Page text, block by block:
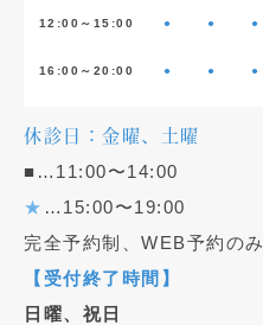
12:00～15:00 ● ● ●
16:00～20:00 ● ● ●
休診日：金曜、土曜
■…11:00〜14:00
★ …15:00〜19:00
完全予約制、WEB予約のみ
【受付終了時間】
日曜、祝日